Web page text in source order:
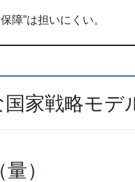
障”は担いにくい。
家戦略モデ
）